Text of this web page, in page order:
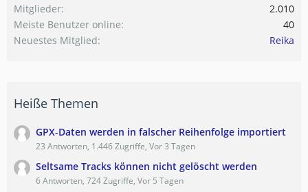
Mitglieder
2.010
Meiste Benutzer online
40
Neuestes Mitglied
Reika
Heiße Themen
GPX-Daten werden in falscher Reihenfolge importiert
23 Antworten, 1.446 Zugriffe, Vor 3 Tagen
Seltsame Tracks können nicht gelöscht werden
6 Antworten, 724 Zugriffe, Vor 5 Tagen